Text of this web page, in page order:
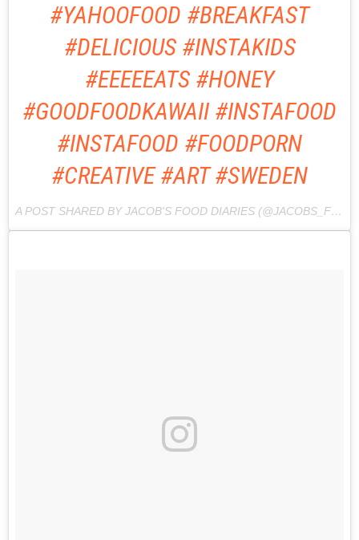
#YAHOOFOOD #BREAKFAST
#DELICIOUS #INSTAKIDS
#EEEEEATS #HONEY
#GOODFOODKAWAII #INSTAFOOD
#INSTAFOOD #FOODPORN
#CREATIVE #ART #SWEDEN
A POST SHARED BY JACOB'S FOOD DIARIES (@JACOBS_FOOD_DIARIES) ON